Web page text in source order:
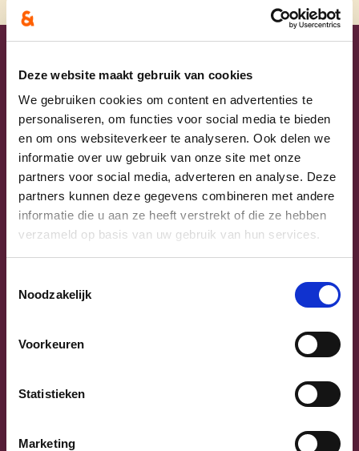
Deze website maakt gebruik van cookies
We gebruiken cookies om content en advertenties te
personaliseren, om functies voor social media te bieden
en om ons websiteverkeer te analyseren. Ook delen we
informatie over uw gebruik van onze site met onze
partners voor social media, adverteren en analyse. Deze
partners kunnen deze gegevens combineren met andere
informatie die u aan ze heeft verstrekt of die ze hebben
verzameld op basis van uw gebruik van hun services.
Noodzakelijk
Voorkeuren
Statistieken
Marketing
Uw lijsttrekkers
Vlaams-Brabant | Federaal Parlement